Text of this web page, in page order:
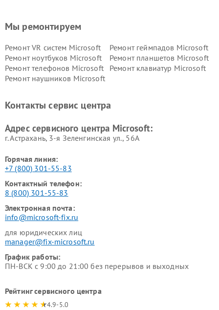
Мы ремонтируем
Ремонт VR систем Microsoft
Ремонт геймпадов Microsoft
Ремонт ноутбуков Microsoft
Ремонт планшетов Microsoft
Ремонт телефонов Microsoft
Ремонт клавиатур Microsoft
Ремонт наушников Microsoft
Контакты сервис центра
Адрес сервисного центра Microsoft:
г. Астрахань, 3-я Зеленгинская ул., 56А
Горячая линия:
+7 (800) 301-55-83
Контактный телефон:
8 (800) 301-55-83
Электронная почта:
info@microsoft-fix.ru
для юридических лиц
manager@fix-microsoft.ru
График работы:
ПН-ВСК с 9:00 до 21:00 без перерывов и выходных
Рейтинг сервисного центра
4.9-5.0